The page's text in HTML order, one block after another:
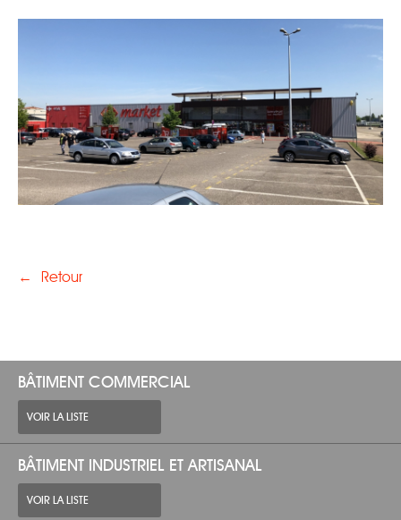
← Retour
BÂTIMENT COMMERCIAL
VOIR LA LISTE
BÂTIMENT INDUSTRIEL ET ARTISANAL
VOIR LA LISTE